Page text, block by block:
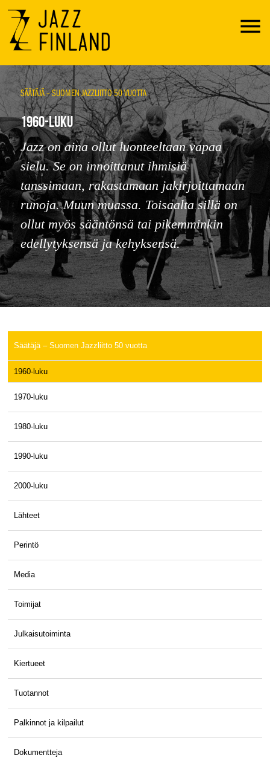
Menu
SÄÄTÄJÄ – SUOMEN JAZZLIITTO 50 VUOTTA
1960-LUKU
Jazz on aina ollut luonteeltaan vapaa
sielu. Se on innoittanut ihmisiä
tanssimaan, rakastamaan jakirjoittamaan
runoja. Muun muassa. Toisaalta sillä on
ollut myös sääntönsä tai pikemminkin
edellytyksensä ja kehyksensä.
Säätäjä – Suomen Jazzliitto 50 vuotta
1960-luku
1970-luku
1980-luku
1990-luku
2000-luku
Lähteet
Perintö
Media
Toimijat
Julkaisutoiminta
Kiertueet
Tuotannot
Palkinnot ja kilpailut
Dokumentteja